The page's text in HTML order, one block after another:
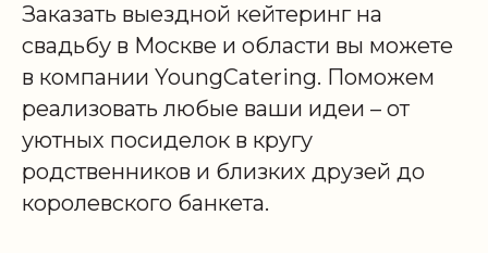
Заказать выездной кейтеринг на
свадьбу в Москве и области вы можете
в компании YoungCatering. Поможем
реализовать любые ваши идеи – от
уютных посиделок в кругу
родственников и близких друзей до
королевского банкета.